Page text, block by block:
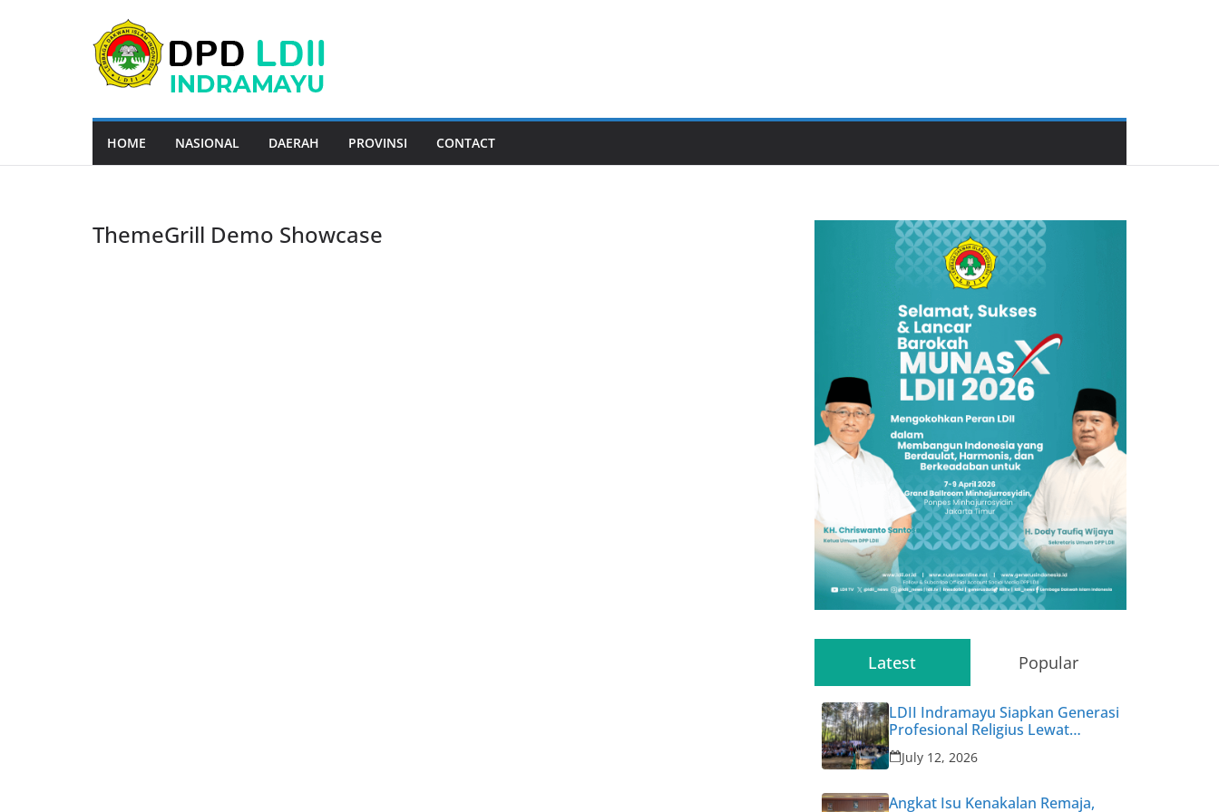
HOME NASIONAL DAERAH PROVINSI CONTACT
ThemeGrill Demo Showcase
Latest Popular
LDII Indramayu Siapkan Generasi
Profesional Religius Lewat
Permata CAI ke-47
July 12, 2026
Angkat Isu Kenakalan Remaja,